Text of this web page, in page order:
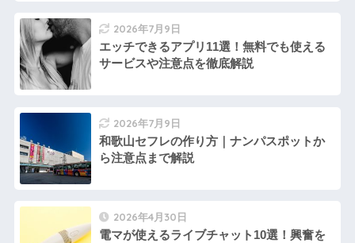
2026年7月9日
エッチできるアプリ11選！無料でも使える
サービスや注意点を徹底解説
2026年7月9日
和歌山セフレの作り方｜ナンパスポットか
ら注意点まで解説
2026年4月30日
電マが使えるライブチャット10選！興奮を